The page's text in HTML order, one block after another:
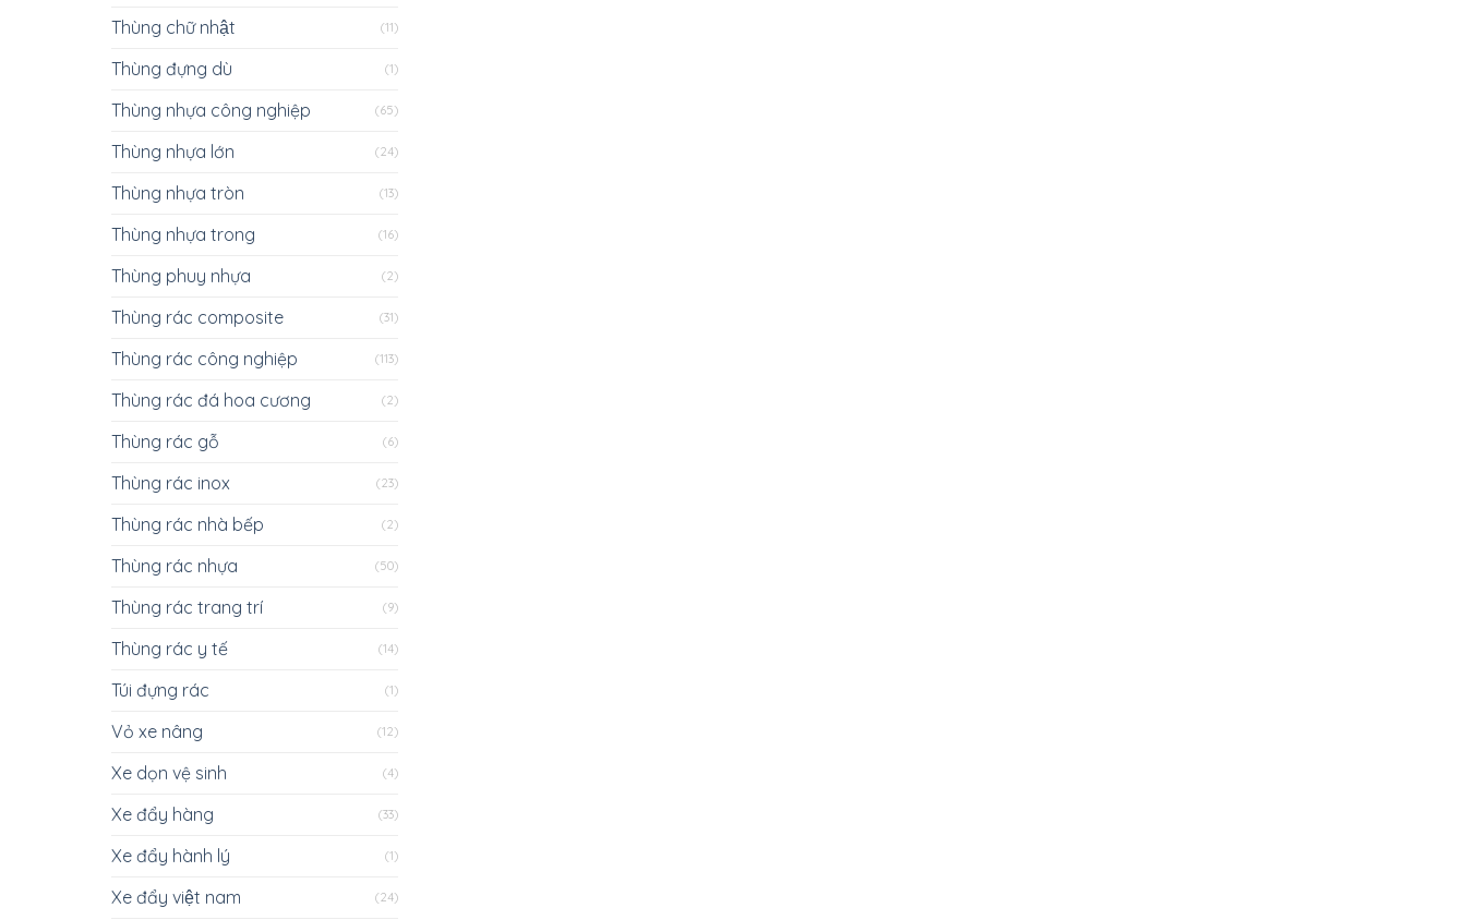
Thùng chữ nhật (11)
Thùng đựng dù (1)
Thùng nhựa công nghiệp (65)
Thùng nhựa lớn (24)
Thùng nhựa tròn (13)
Thùng nhựa trong (16)
Thùng phuy nhựa (2)
Thùng rác composite (31)
Thùng rác công nghiệp (113)
Thùng rác đá hoa cương (2)
Thùng rác gỗ (6)
Thùng rác inox (23)
Thùng rác nhà bếp (2)
Thùng rác nhựa (50)
Thùng rác trang trí (9)
Thùng rác y tế (14)
Túi đựng rác (1)
Vỏ xe nâng (12)
Xe dọn vệ sinh (4)
Xe đẩy hàng (33)
Xe đẩy hành lý (1)
Xe đẩy việt nam (24)